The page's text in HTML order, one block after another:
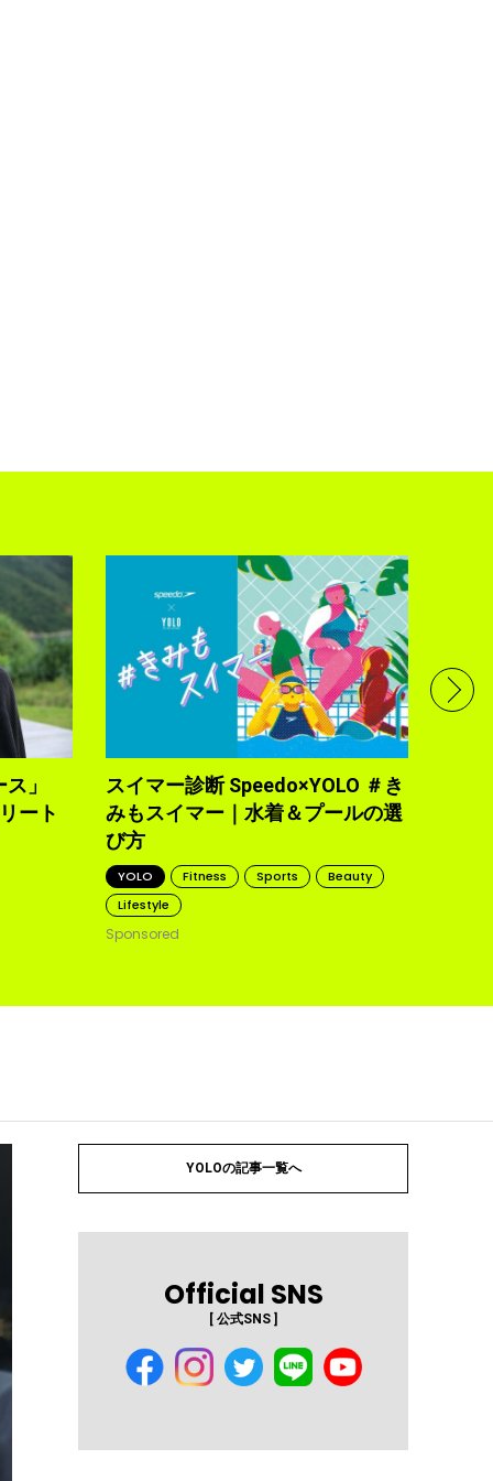
」
ート
スイマー診断 Speedo×YOLO ＃き
みもスイマー｜水着＆プールの選
び方
YOLO Fitness Sports
Beauty
Lifestyle
Sponsored
で完
トレ
YOLOの記事一覧へ
Official SNS
[ 公式SNS ]